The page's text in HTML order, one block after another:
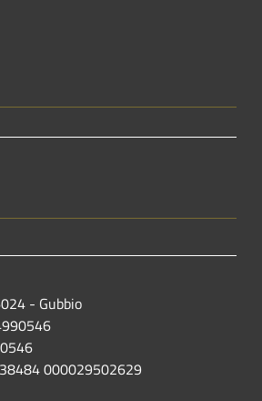
- Gubbio
000029502629